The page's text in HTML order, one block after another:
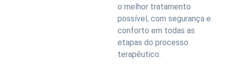
o melhor tratamento
possível, com segurança e
conforto em todas as
etapas do processo
terapêutico.